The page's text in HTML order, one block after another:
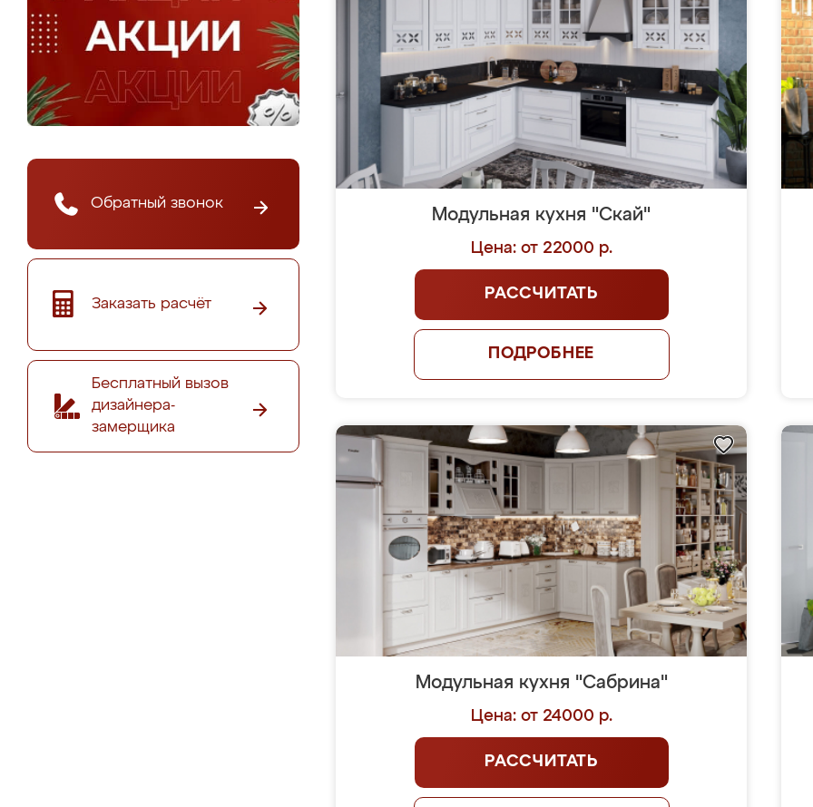
Обратный звонок
Заказать расчёт
Бесплатный вызов
дизайнера-
замерщика
Модульная кухня "Скай"
Цена: от 22000 р.
РАССЧИТАТЬ
ПОДРОБНЕЕ
Модульная кухня "Сабрина"
Цена: от 24000 р.
РАССЧИТАТЬ